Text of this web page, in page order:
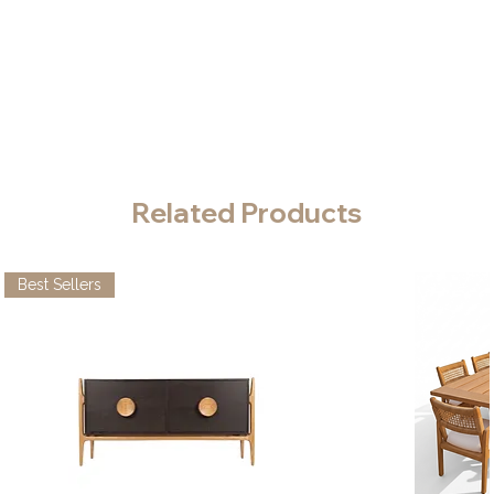
Related Products
Best Sellers